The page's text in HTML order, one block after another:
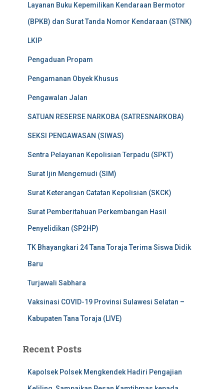
Layanan Buku Kepemilikan Kendaraan Bermotor
(BPKB) dan Surat Tanda Nomor Kendaraan (STNK)
LKIP
Pengaduan Propam
Pengamanan Obyek Khusus
Pengawalan Jalan
SATUAN RESERSE NARKOBA (SATRESNARKOBA)
SEKSI PENGAWASAN (SIWAS)
Sentra Pelayanan Kepolisian Terpadu (SPKT)
Surat Ijin Mengemudi (SIM)
Surat Keterangan Catatan Kepolisian (SKCK)
Surat Pemberitahuan Perkembangan Hasil
Penyelidikan (SP2HP)
TK Bhayangkari 24 Tana Toraja Terima Siswa Didik
Baru
Turjawali Sabhara
Vaksinasi COVID-19 Provinsi Sulawesi Selatan –
Kabupaten Tana Toraja (LIVE)
Recent Posts
Kapolsek Polsek Mengkendek Hadiri Pengajian